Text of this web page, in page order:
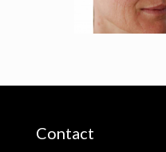
Contact